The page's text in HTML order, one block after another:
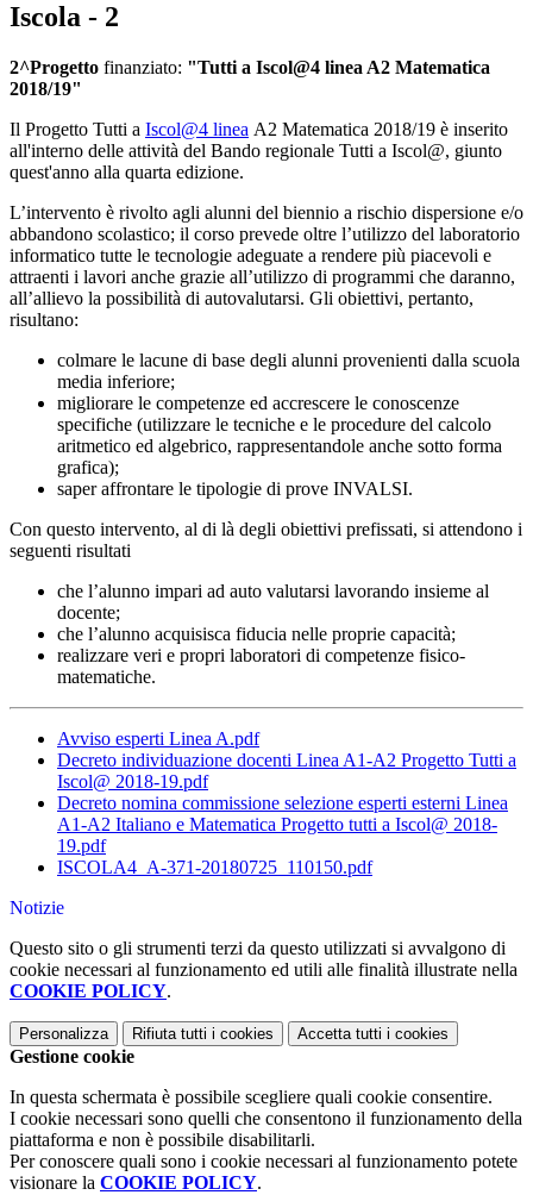
Iscola - 2
2^Progetto finanziato: "Tutti a Iscol@4 linea A2 Matematica
2018/19"
Il Progetto Tutti a Iscol@4 linea A2 Matematica 2018/19 è inserito
all'interno delle attività del Bando regionale Tutti a Iscol@, giunto
quest'anno alla quarta edizione.
L’intervento è rivolto agli alunni del biennio a rischio dispersione e/o
abbandono scolastico; il corso prevede oltre l’utilizzo del laboratorio
informatico tutte le tecnologie adeguate a rendere più piacevoli e
attraenti i lavori anche grazie all’utilizzo di programmi che daranno,
all’allievo la possibilità di autovalutarsi. Gli obiettivi, pertanto,
risultano:
colmare le lacune di base degli alunni provenienti dalla scuola
media inferiore;
migliorare le competenze ed accrescere le conoscenze
specifiche (utilizzare le tecniche e le procedure del calcolo
aritmetico ed algebrico, rappresentandole anche sotto forma
grafica);
saper affrontare le tipologie di prove INVALSI.
Con questo intervento, al di là degli obiettivi prefissati, si attendono i
seguenti risultati
che l’alunno impari ad auto valutarsi lavorando insieme al
docente;
che l’alunno acquisisca fiducia nelle proprie capacità;
realizzare veri e propri laboratori di competenze fisico-
matematiche.
Avviso esperti Linea A.pdf
Decreto individuazione docenti Linea A1-A2 Progetto Tutti a
Iscol@ 2018-19.pdf
Decreto nomina commissione selezione esperti esterni Linea
A1-A2 Italiano e Matematica Progetto tutti a Iscol@ 2018-
19.pdf
ISCOLA4_A-371-20180725_110150.pdf
Notizie
Questo sito o gli strumenti terzi da questo utilizzati si avvalgono di
cookie necessari al funzionamento ed utili alle finalità illustrate nella
COOKIE POLICY.
Personalizza Rifiuta tutti i cookies Accetta tutti i cookies
Gestione cookie
In questa schermata è possibile scegliere quali cookie consentire.
I cookie necessari sono quelli che consentono il funzionamento della
piattaforma e non è possibile disabilitarli.
Per conoscere quali sono i cookie necessari al funzionamento potete
visionare la COOKIE POLICY.